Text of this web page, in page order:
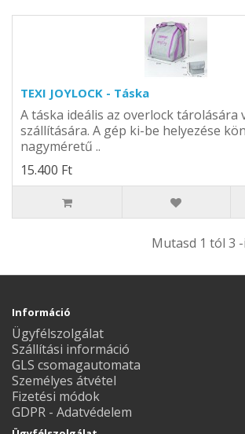
TEXI JOYLOCK - Táska
A táska ideális az overlock tárolására
szállítására. A gép ki-be helyezése
nagyméretű ..
15.400 Ft
Mutasd 1 tól 3
Információ
Ügyfélszolgálat
Szállítási információ
GLS csomagautomata
Személyes átvétel
Fizetési módok
GDPR - Adatvédelem